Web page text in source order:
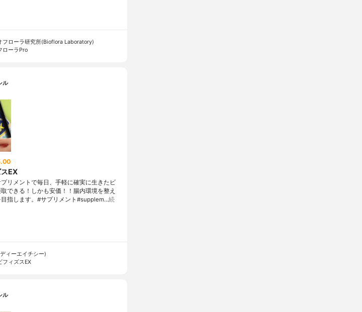
フローラ研究所(Bioflora Laboratory)
ローラPro
ル
EX
リメントで毎日、手軽に確実に生きたビ
できる！しかも安価！！腸内環境を整え
指します。#サプリメント#supplem…続
ィーエイチシー)
フィズスEX
ル